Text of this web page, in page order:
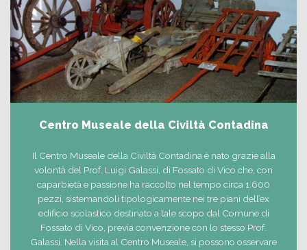
Centro Museale della Civiltà Contadina
Il Centro Museale della Civiltà Contadina è nato grazie alla
volontà del Prof. Luigi Galassi, di Fossato di Vico che, con
caparbietà e passione ha raccolto nel tempo circa 1.600
pezzi, sistemandoli tipologicamente nei tre piani dell’ex
edificio scolastico destinato a tale scopo dal Comune di
Fossato di Vico, previa convenzione con lo stesso Prof.
Galassi. Nella visita al Centro Museale, si possono osservare